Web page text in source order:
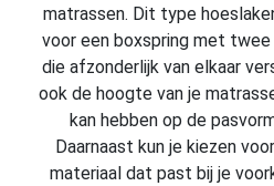
matrassen. Dit type
voor een boxspring met
die afzonderlijk van elkaar
ook de hoogte van je
kan hebben op de
Daarnaast kun je kiezen
materiaal dat past bij je